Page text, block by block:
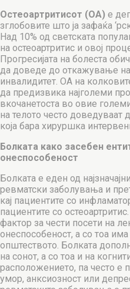
Остеоартритисот (ОА) е
зглобовите што ја зафаќа
Над 10% од светската
на остеоартритис и овој
Прогресијата на болеста
да доведе до откажување
инвалидитет. ОА на
да предизвика најголеми
вкочанетоста во овие
на телото често доведуваат
која бара хируршка
Болката како засебен
онеспособеност
Болката е еден од
ревматски заболувања и
кај пациентите со
пациентите со
фактор за чести посети на
онеспособеност, а со тоа
општеството. Болката
на сонот, а со тоа и на
расположението, па често е
умор, анксиозност или